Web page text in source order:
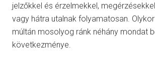
jelzőkkel és érzelmekkel,
vagy hátra utalnak folyamatosan.
múltán mosolyog ránk néhány mondat
következménye.